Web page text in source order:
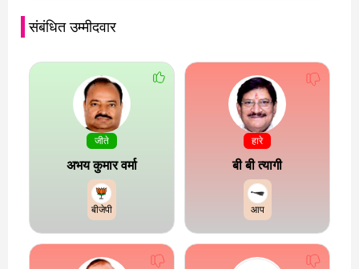
संबंधित उम्मीदवार
जीते
अभय कुमार वर्मा
बीजेपी
हारे
बी बी त्यागी
आप